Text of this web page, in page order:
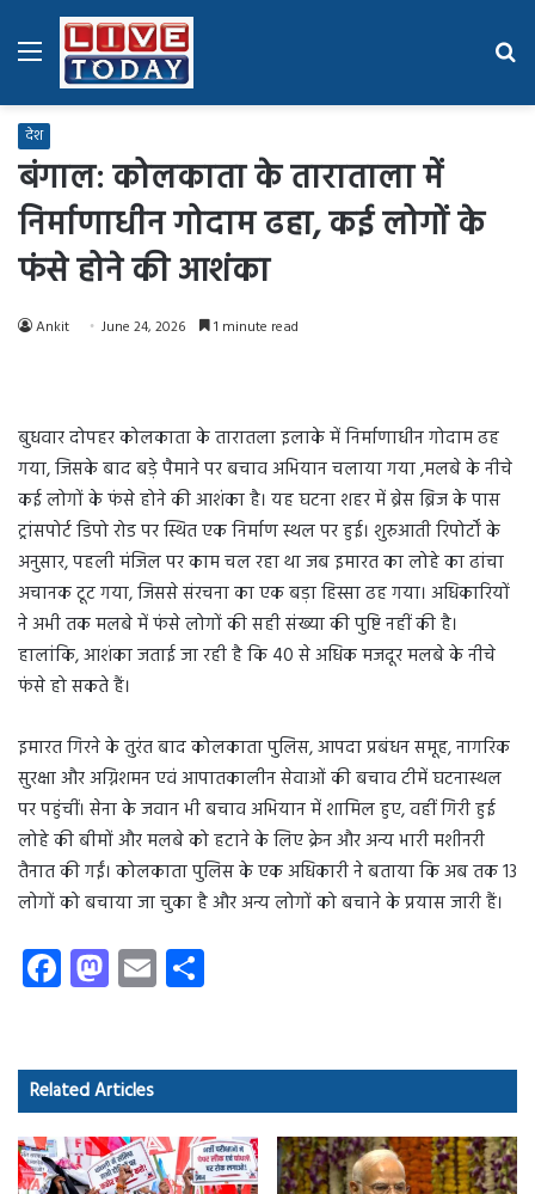
Menu
देश
बंगाल: कोलकाता के ताराताला में
निर्माणाधीन गोदाम ढहा, कई लोगों के
फंसे होने की आशंका
Ankit June 24, 2026 1 minute read
बुधवार दोपहर कोलकाता के तारातला इलाके में निर्माणाधीन गोदाम ढह
गया, जिसके बाद बड़े पैमाने पर बचाव अभियान चलाया गया ,मलबे के नीचे
कई लोगों के फंसे होने की आशंका है। यह घटना शहर में ब्रेस ब्रिज के पास
ट्रांसपोर्ट डिपो रोड पर स्थित एक निर्माण स्थल पर हुई। शुरुआती रिपोर्टों के
अनुसार, पहली मंजिल पर काम चल रहा था जब इमारत का लोहे का ढांचा
अचानक टूट गया, जिससे संरचना का एक बड़ा हिस्सा ढह गया। अधिकारियों
ने अभी तक मलबे में फंसे लोगों की सही संख्या की पुष्टि नहीं की है।
हालांकि, आशंका जताई जा रही है कि 40 से अधिक मजदूर मलबे के नीचे
फंसे हो सकते हैं।
इमारत गिरने के तुरंत बाद कोलकाता पुलिस, आपदा प्रबंधन समूह, नागरिक
सुरक्षा और अग्निशमन एवं आपातकालीन सेवाओं की बचाव टीमें घटनास्थल
पर पहुंचीं। सेना के जवान भी बचाव अभियान में शामिल हुए, वहीं गिरी हुई
लोहे की बीमों और मलबे को हटाने के लिए क्रेन और अन्य भारी मशीनरी
तैनात की गईं। कोलकाता पुलिस के एक अधिकारी ने बताया कि अब तक 13
लोगों को बचाया जा चुका है और अन्य लोगों को बचाने के प्रयास जारी हैं।
Fa
ce
o
ok
M
as
d
o
n
E
m
Related Articles